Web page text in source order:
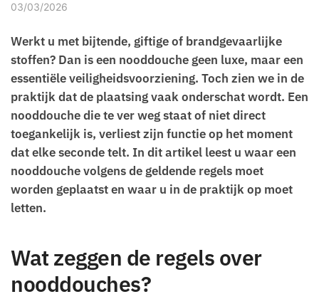
03/03/2026
Werkt u met bijtende, giftige of brandgevaarlijke
stoffen? Dan is een nooddouche geen luxe, maar een
essentiële veiligheidsvoorziening. Toch zien we in de
praktijk dat de plaatsing vaak onderschat wordt. Een
nooddouche die te ver weg staat of niet direct
toegankelijk is, verliest zijn functie op het moment
dat elke seconde telt. In dit artikel leest u waar een
nooddouche volgens de geldende regels moet
worden geplaatst en waar u in de praktijk op moet
letten.
Wat zeggen de regels over
nooddouches?